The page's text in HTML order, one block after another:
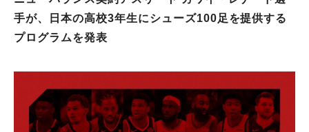
手が、日本の高校3年生にシューズ100足を提供する
プログラムを発表